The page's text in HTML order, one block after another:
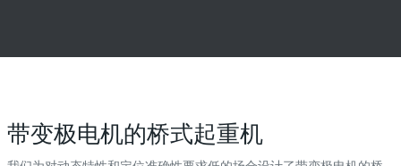
带变极电机的桥式起重机